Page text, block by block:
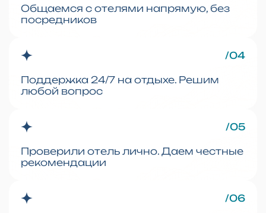
Общаемся с отелями напрямую, без
посредников
/04
Поддержка 24/7 на отдыхе. Решим
любой вопрос
/05
Проверили отель лично. Даем честные
рекомендации
/06